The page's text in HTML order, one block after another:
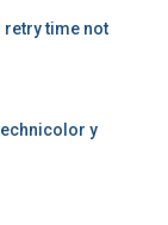
time not
y